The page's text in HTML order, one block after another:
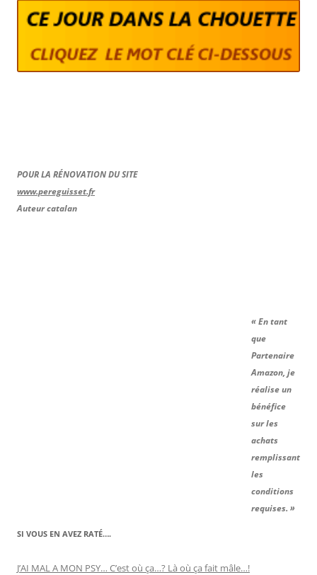
POUR LA RÉNOVATION DU SITE
www.pereguisset.fr
Auteur catalan
« En tant
que
Partenaire
Amazon, je
réalise un
bénéfice
sur les
achats
remplissant
les
conditions
requises. »
SI VOUS EN AVEZ RATÉ….
J’AI MAL A MON PSY… C’est où ça…? Là où ça fait mâle…!